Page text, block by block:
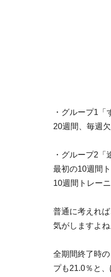
・グループ1「
20週間、毎週
・グループ2「
最初の10週間
10週間トレー
普通に考えれ
気がしますよ
全期間終了時
プも21.0％と